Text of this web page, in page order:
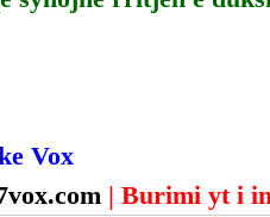
Vox
| Burimi yt i